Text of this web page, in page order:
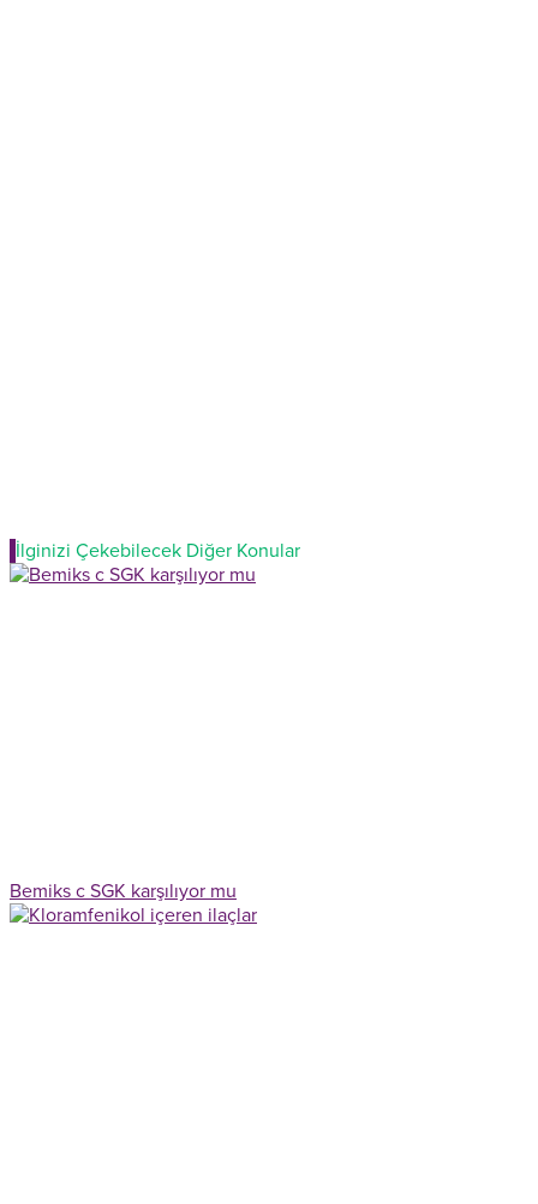
İlginizi Çekebilecek Diğer Konular
Bemiks c SGK karşılıyor mu